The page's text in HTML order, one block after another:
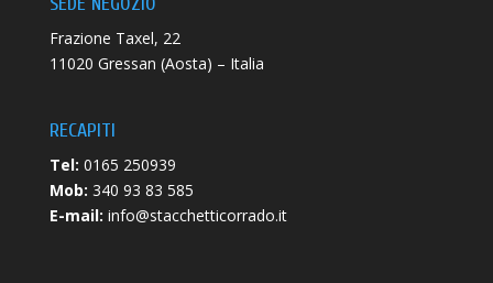
Frazione Taxel, 22
11020 Gressan (Aosta) – Italia
RECAPITI
Tel: 0165 250939
Mob: 340 93 83 585
E-mail: info@stacchetticorrado.it